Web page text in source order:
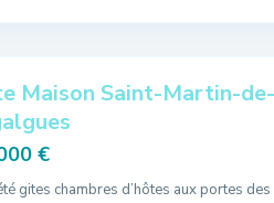
Maison Saint-Martin-de-
€
gites chambres d’hôtes aux portes des